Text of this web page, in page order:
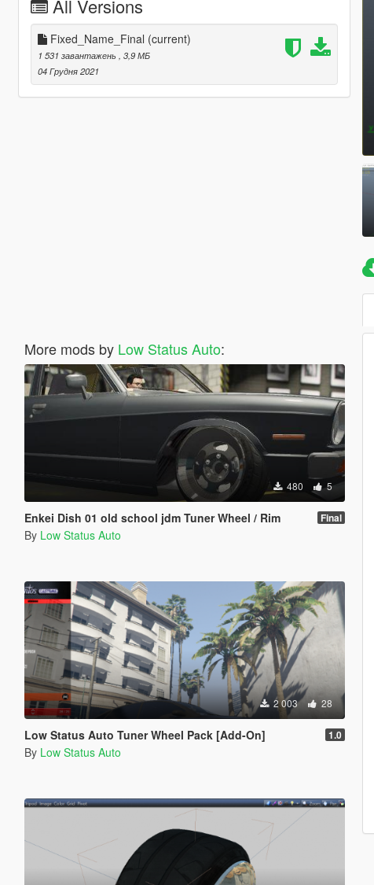
All Versions
Fixed_Name_Final (current)
1 531 завантажень
, 3,9 МБ
04 Грудня 2021
More mods by Low Status Auto:
480 5
Enkei Dish 01 old school jdm Tuner Wheel / Rim Final
By Low Status Auto
2 003 28
Low Status Auto Tuner Wheel Pack [Add-On] 1.0
By Low Status Auto